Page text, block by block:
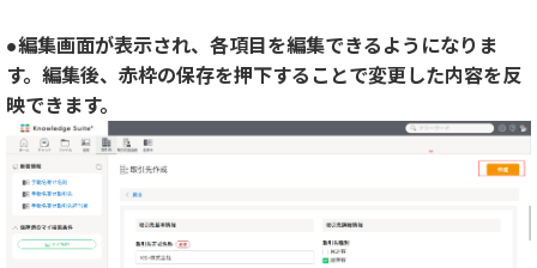
●編集画面が表示され、各項目を編集できるようになりま
す。編集後、赤枠の保存を押下することで変更した内容を反
映できます。